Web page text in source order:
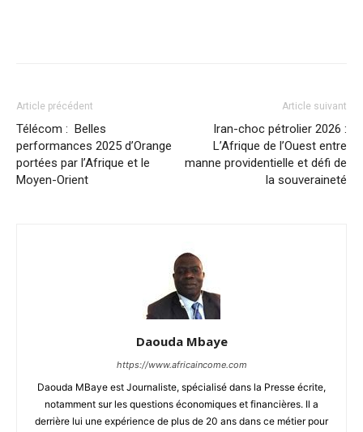
Article précédent
Télécom : Belles
performances 2025 d’Orange
portées par l’Afrique et le
Moyen-Orient
Article suivant
Iran-choc pétrolier 2026 :
L’Afrique de l’Ouest entre
manne providentielle et défi de
la souveraineté
Daouda Mbaye
https://www.africaincome.com
Daouda MBaye est Journaliste, spécialisé dans la Presse écrite,
notamment sur les questions économiques et financières. Il a
derrière lui une expérience de plus de 20 ans dans ce métier pour